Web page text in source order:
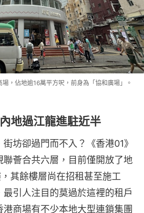
，佔地逾16萬平方呎，前身為「協和廣場」。
地過江龍進駐近半
坊卻過門而不入？《香港01》
薈合共六層，目前僅開放了地
其餘樓層尚在招租甚至施工
引人注目的莫過於這裡的租戶
商場有不少本地大型連鎖集團